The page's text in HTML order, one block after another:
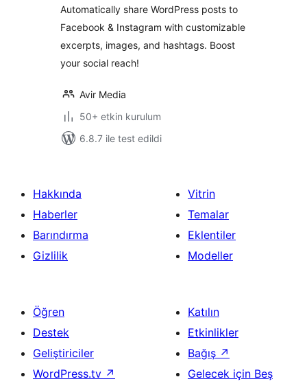
Automatically share WordPress posts to
Facebook & Instagram with customizable
excerpts, images, and hashtags. Boost
your social reach!
Avir Media
50+ etkin kurulum
6.8.7 ile test edildi
Hakkında
Haberler
Barındırma
Gizlilik
Vitrin
Temalar
Eklentiler
Modeller
Öğren
Destek
Geliştiriciler
WordPress.tv ↗
Katılın
Etkinlikler
Bağış ↗
Gelecek için Beş